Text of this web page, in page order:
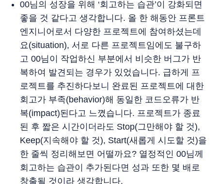
00님의 성장을 위해 ‘회고하는 습관’이 강화되면
좋을 것 같다고 생각합니다. 올 한 해동안 프론트
엔지니어로서 다양한 프로젝트에 참여하셨는데
요(situation), 서로 다른 프로젝트임에도 불구하
고 00님이 작업하신 부분에서 비슷한 버그가 반
복하여 발견되는 경우가 있었습니다. 급하게 프
로젝트를 추진하다보니 완료된 프로젝트에 대한
회고가 부족(behavior)해 동일한 코드오류가 반
복(impact)된다고 느꼈습니다. 프로젝트가 종료
된 후 짧은 시간이더라도 Stop(그만해야 할 것),
Keep(지속해야 할 것), Start(새롭게 시도할 것)을
한 줄씩 정리해보면 어떨까요? 열정적인 00님께
회고하는 습관이 추가된다면 성과 또한 몇 배로
창출될 것이라 생각합니다.